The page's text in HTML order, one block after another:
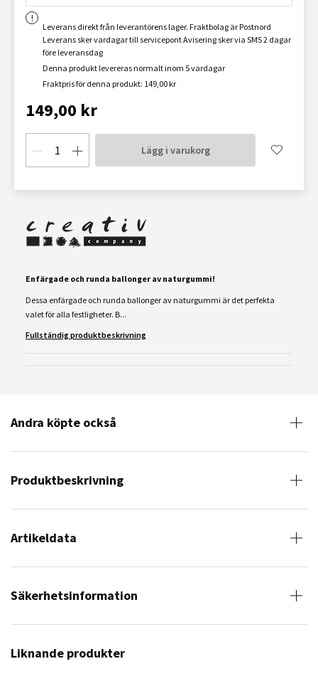
Leverans direkt från leverantörens lager. Fraktbolag är Postnord
Leverans sker vardagar till servicepont Avisering sker via SMS 2 dagar
före leveransdag
Denna produkt levereras normalt inom 5 vardagar
Fraktpris för denna produkt: 149,00 kr
149,00 kr
Lägg i varukorg
Enfärgade och runda ballonger av naturgummi!
Dessa enfärgade och runda ballonger av naturgummi är det perfekta
valet för alla festligheter. B...
Fullständig produktbeskrivning
Andra köpte också
Produktbeskrivning
Artikeldata
Säkerhetsinformation
Liknande produkter